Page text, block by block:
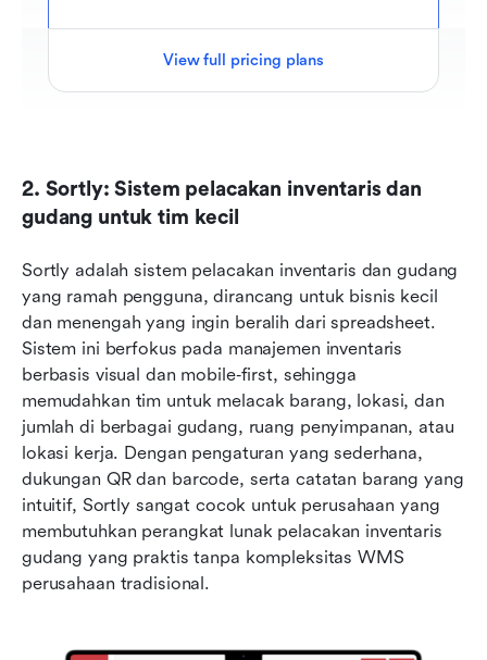
View full pricing plans
2. Sortly: Sistem pelacakan inventaris dan
gudang untuk tim kecil
Sortly adalah sistem pelacakan inventaris dan gudang
yang ramah pengguna, dirancang untuk bisnis kecil
dan menengah yang ingin beralih dari spreadsheet.
Sistem ini berfokus pada manajemen inventaris
berbasis visual dan mobile‑first, sehingga
memudahkan tim untuk melacak barang, lokasi, dan
jumlah di berbagai gudang, ruang penyimpanan, atau
lokasi kerja. Dengan pengaturan yang sederhana,
dukungan QR dan barcode, serta catatan barang yang
intuitif, Sortly sangat cocok untuk perusahaan yang
membutuhkan perangkat lunak pelacakan inventaris
gudang yang praktis tanpa kompleksitas WMS
perusahaan tradisional.